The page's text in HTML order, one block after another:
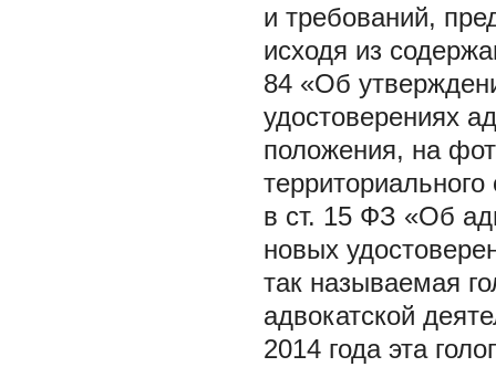
и требований,
исходя из
84 «Об
удостоверениях
положения, на
в ст. 15 ФЗ «Об
новых
так называемая
адвокатской
2014 года эта